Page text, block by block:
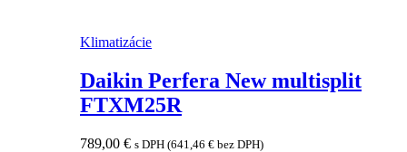
Klimatizácie
Daikin Perfera New multisplit
FTXM25R
789,00 € s DPH (641,46 € bez DPH)